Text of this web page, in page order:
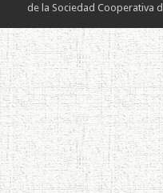
de la Sociedad Cooperativa